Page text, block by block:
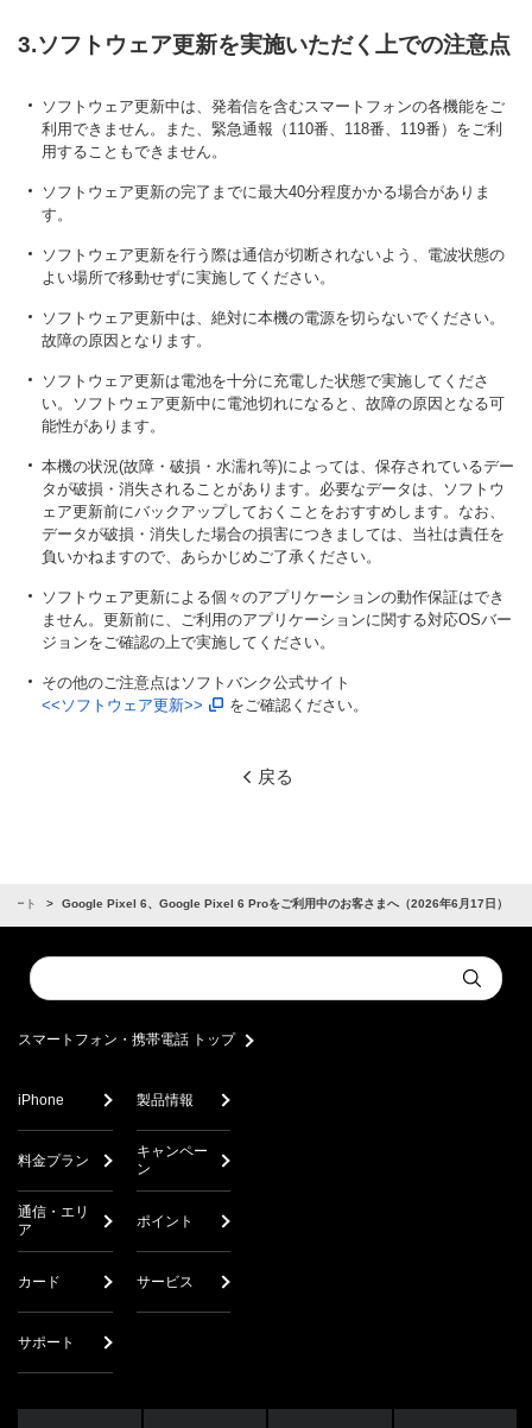
3.ソフトウェア更新を実施いただく上での注意点
ソフトウェア更新中は、発着信を含むスマートフォンの各機能をご
利用できません。また、緊急通報（110番、118番、119番）をご利
用することもできません。
ソフトウェア更新の完了までに最大40分程度かかる場合がありま
す。
ソフトウェア更新を行う際は通信が切断されないよう、電波状態の
よい場所で移動せずに実施してください。
ソフトウェア更新中は、絶対に本機の電源を切らないでください。
故障の原因となります。
ソフトウェア更新は電池を十分に充電した状態で実施してくださ
い。ソフトウェア更新中に電池切れになると、故障の原因となる可
能性があります。
本機の状況(故障・破損・水濡れ等)によっては、保存されているデー
タが破損・消失されることがあります。必要なデータは、ソフトウ
ェア更新前にバックアップしておくことをおすすめします。なお、
データが破損・消失した場合の損害につきましては、当社は責任を
負いかねますので、あらかじめご了承ください。
ソフトウェア更新による個々のアプリケーションの動作保証はでき
ません。更新前に、ご利用のアプリケーションに関する対応OSバー
ジョンをご確認の上で実施してください。
その他のご注意点はソフトバンク公式サイト
<<ソフトウェア更新>>
をご確認ください。
戻る
ート Google Pixel 6、Google Pixel 6 Proをご利用中のお客さまへ（2026年6月17日）
Conduct
a
Submit
スマートフォン・携帯電話 トップ
iPhone 製品情報
料金プラン
キャンペー
ン
通信・エリ
ア
ポイント
カード サービス
サポート